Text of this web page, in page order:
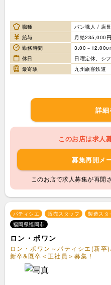
職種
パン職人 / 店
給与
月給235,000円
勤務時間
3:00～
休日
日曜定休、シ
最寄駅
九州旅客鉄
詳細
このお店は求人
募集再開メ
このお店で求人募集が再開
パティシエ 販売スタッフ 製造スタ
福岡県福岡市
ロン・ポワン
ロン・ポワン～パティシエ(新
新卒&既卒＜正社員＞募集！